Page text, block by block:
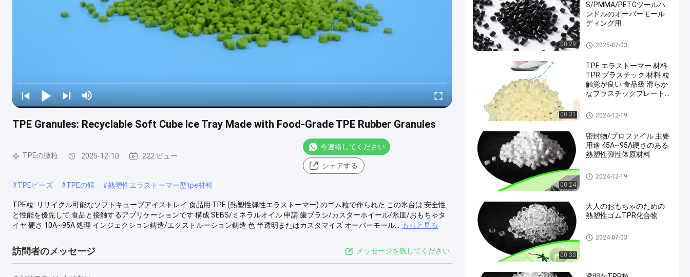
TPE Granules: Recyclable Soft Cube Ice Tray Made with Food-Grade TPE Rubber Granules
TPEの微粒 2025-12-10 222 ビュー
今連絡してください
シェアする
#TPEビーズ #TPEの餌 #熱塑性エラストーマー型tpe材料
TPE粒: リサイクル可能なソフトキューブアイストレイ 食品用 TPE (熱塑性弾性エラストーマー) のゴム粒で作られた この氷台は 安全性
と性能を優先して 食品と接触するアプリケーションです 構成 SEBS/ミネラルオイル 申請 歯ブラシ/カスターホイール/氷皿/おもちゃタ
イヤ 硬さ 10A~95A 処理 インジェクション鋳造/エクストルーション鋳造 色 半透明またはカスタマイズ オーバーモール...
もっと見る
訪問者のメッセージ メッセージを残してください.
00:29
S/PMMA/PETGツールハ
ンドルのオーバーモール
ディング用
TPE 原材料
2025-07-03
00:31
TPE エラストーマー 材料
TPR プラスチック 材料 粒
触覚が良い 食品級 滑らか
なプラスチックプレート
TPEの微粒
2024-12-19
00:24
密封物/プロファイル 主要
用途 45A~95A硬さのある
熱塑性弾性体原材料
TPR 原材料
2024-12-19
00:30
大人のおもちゃのための
熱塑性ゴムTPR化合物
熱プラスチックゴム TPR
2024-07-03